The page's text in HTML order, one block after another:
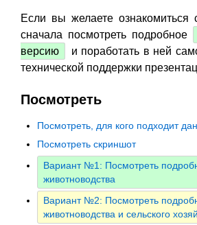
Если вы желаете
сначала посмотреть подробное
версию
и поработать в ней
технической поддержки
Посмотреть
Посмотреть, для кого подходит
Посмотреть скриншот
Вариант №1: Посмотреть
животноводства
Вариант №2: Посмотреть
животноводства и сельского